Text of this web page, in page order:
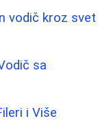
vodič kroz svet
sa
i Više